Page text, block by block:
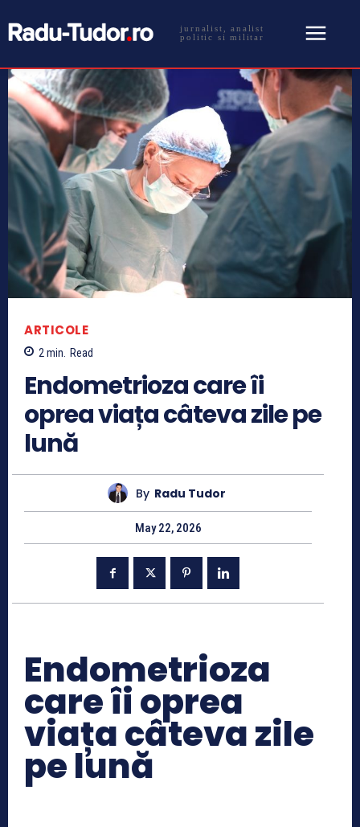
jurnalist, analist
politic si militar
ARTICOLE
2 min. Read
Endometrioza care îi
oprea viața câteva zile pe
lună
By Radu Tudor
May 22, 2026
Endometrioza
care îi oprea
viața câteva zile
pe lună